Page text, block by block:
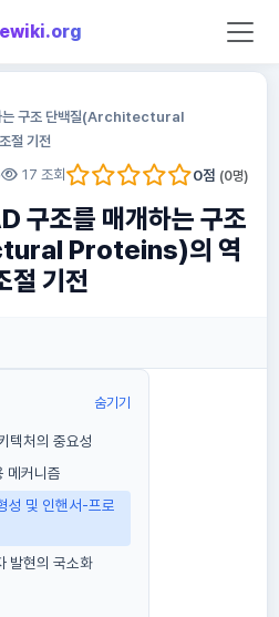
는 구조 단백질(Architectural
절 기전
17 조회 0점 (0명)
구조를 매개하는 구조
Proteins)의 역
절 기전
숨기기
텍처의 중요성
메커니즘
성 및 인핸서-프로
발현의 국소화